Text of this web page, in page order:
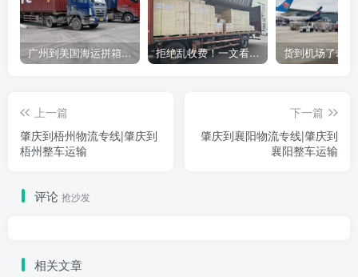
广州到美国海运拼箱多少钱？2024年最新运费构成+隐藏费用避坑指南 拒绝乱收费！一文看懂中国货代计费套路，教你避开所有隐形坑
上一篇
肇庆到梧州物流专线|肇庆到
梧州整车运输
下一篇
肇庆到襄阳物流专线|肇庆到
襄阳整车运输
评论 抢沙发
相关文章